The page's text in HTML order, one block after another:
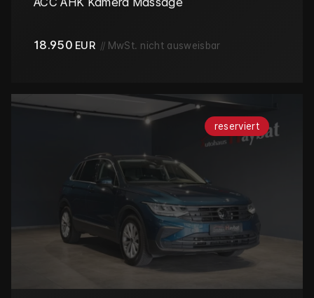
18.950 EUR // MwSt. nicht ausweisbar
reserviert